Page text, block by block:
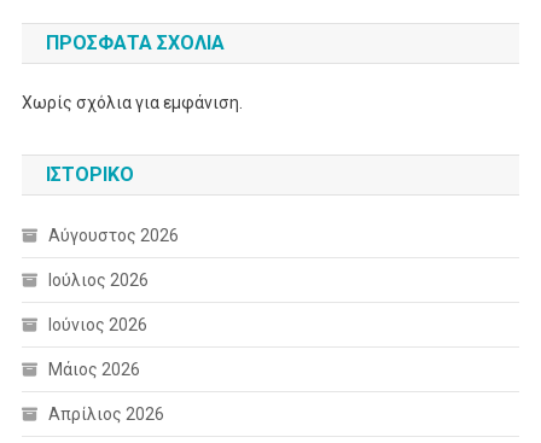
ΠΡΌΣΦΑΤΑ ΣΧΌΛΙΑ
Χωρίς σχόλια για εμφάνιση.
ΙΣΤΟΡΙΚΌ
Αύγουστος 2026
Ιούλιος 2026
Ιούνιος 2026
Μάιος 2026
Απρίλιος 2026